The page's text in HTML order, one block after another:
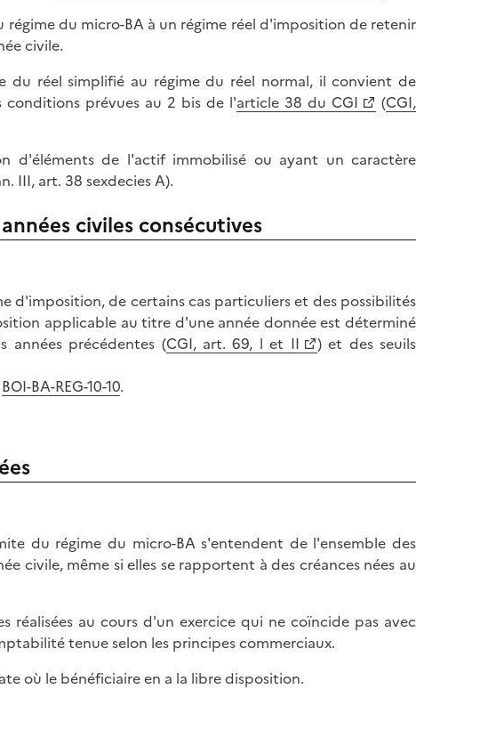
du micro-BA à un régime réel d'imposition de retenir
civile.
du réel simplifié au régime du réel normal, il convient de
conditions prévues au 2 bis de l'article 38 du CGI (CGI,
d'éléments de l'actif immobilisé ou ayant un caractère
III, art. 38 sexdecies A).
civiles consécutives
d'imposition, de certains cas particuliers et des possibilités
applicable au titre d'une année donnée est déterminé
années précédentes (CGI, art. 69, l et II
) et des seuils
BOI-BA-REG-10-10.
du régime du micro-BA s'entendent de l'ensemble des
civile, même si elles se rapportent à des créances nées au
au cours d'un exercice qui ne coïncide pas avec
tenue selon les principes commerciaux.
où le bénéficiaire en a la libre disposition.